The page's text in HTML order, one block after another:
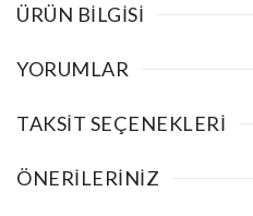
ÜRÜN BILGISI
YORUMLAR
TAKSIT SEÇENEKLERI
ÖNERILERINIZ